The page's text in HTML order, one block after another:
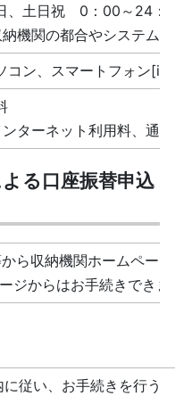
、土日祝 0：00～24：
機関の都合やシステム
コン、スマートフォン
ターネット利用料、通
る口座振替申込
ら収納機関ホームペー
ジからはお手続きできま
従い、お手続きを行う